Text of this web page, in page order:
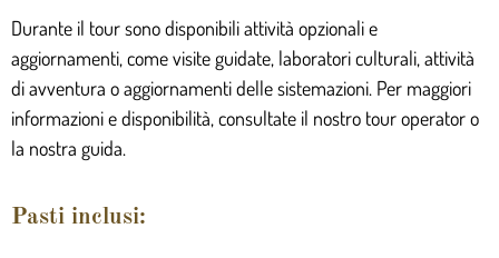
Durante il tour sono disponibili attività opzionali e
aggiornamenti, come visite guidate, laboratori culturali, attività
di avventura o aggiornamenti delle sistemazioni. Per maggiori
informazioni e disponibilità, consultate il nostro tour operator o
la nostra guida.
Pasti inclusi: